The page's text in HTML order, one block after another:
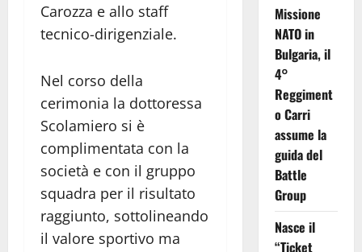
Carozza e allo staff
tecnico-dirigenziale.
Nel corso della
cerimonia la dottoressa
Scolamiero si è
complimentata con la
società e con il gruppo
squadra per il risultato
raggiunto, sottolineando
il valore sportivo ma
Missione
NATO in
Bulgaria, il
4°
Reggiment
o Carri
assume la
guida del
Battle
Group
Nasce il
“Ticket